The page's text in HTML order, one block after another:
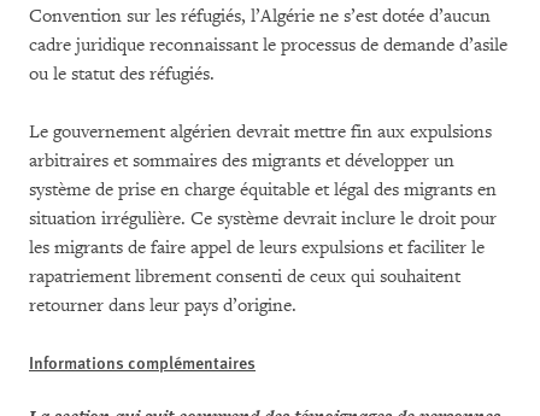
Convention sur les réfugiés, l’Algérie ne s’est dotée d’aucun
cadre juridique reconnaissant le processus de demande d’asile
ou le statut des réfugiés.
Le gouvernement algérien devrait mettre fin aux expulsions
arbitraires et sommaires des migrants et développer un
système de prise en charge équitable et légal des migrants en
situation irrégulière. Ce système devrait inclure le droit pour
les migrants de faire appel de leurs expulsions et faciliter le
rapatriement librement consenti de ceux qui souhaitent
retourner dans leur pays d’origine.
Informations complémentaires